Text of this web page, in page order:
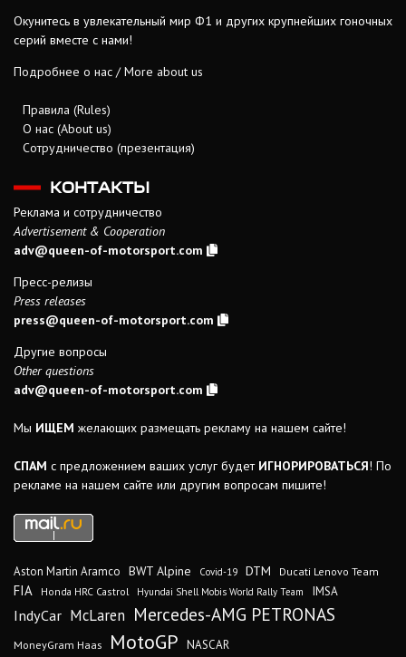
Окунитесь в увлекательный мир Ф1 и других крупнейших гоночных
серий вместе с нами!
Подробнее о нас / More about us
Правила (Rules)
О нас (About us)
Сотрудничество (презентация)
КОНТАКТЫ
Реклама и сотрудничество
Advertisement & Cooperation
adv@queen-of-motorsport.com
Пресс-релизы
Press releases
press@queen-of-motorsport.com
Другие вопросы
Other questions
adv@queen-of-motorsport.com
Мы ИЩЕМ желающих размещать рекламу на нашем сайте!
СПАМ с предложением ваших услуг будет ИГНОРИРОВАТЬСЯ! По
рекламе на нашем сайте или другим вопросам пишите!
Aston Martin Aramco BWT Alpine Covid-19 DTM Ducati Lenovo Team
FIA Honda HRC Castrol Hyundai Shell Mobis World Rally Team IMSA
IndyCar McLaren Mercedes-AMG PETRONAS
MoneyGram Haas MotoGP NASCAR